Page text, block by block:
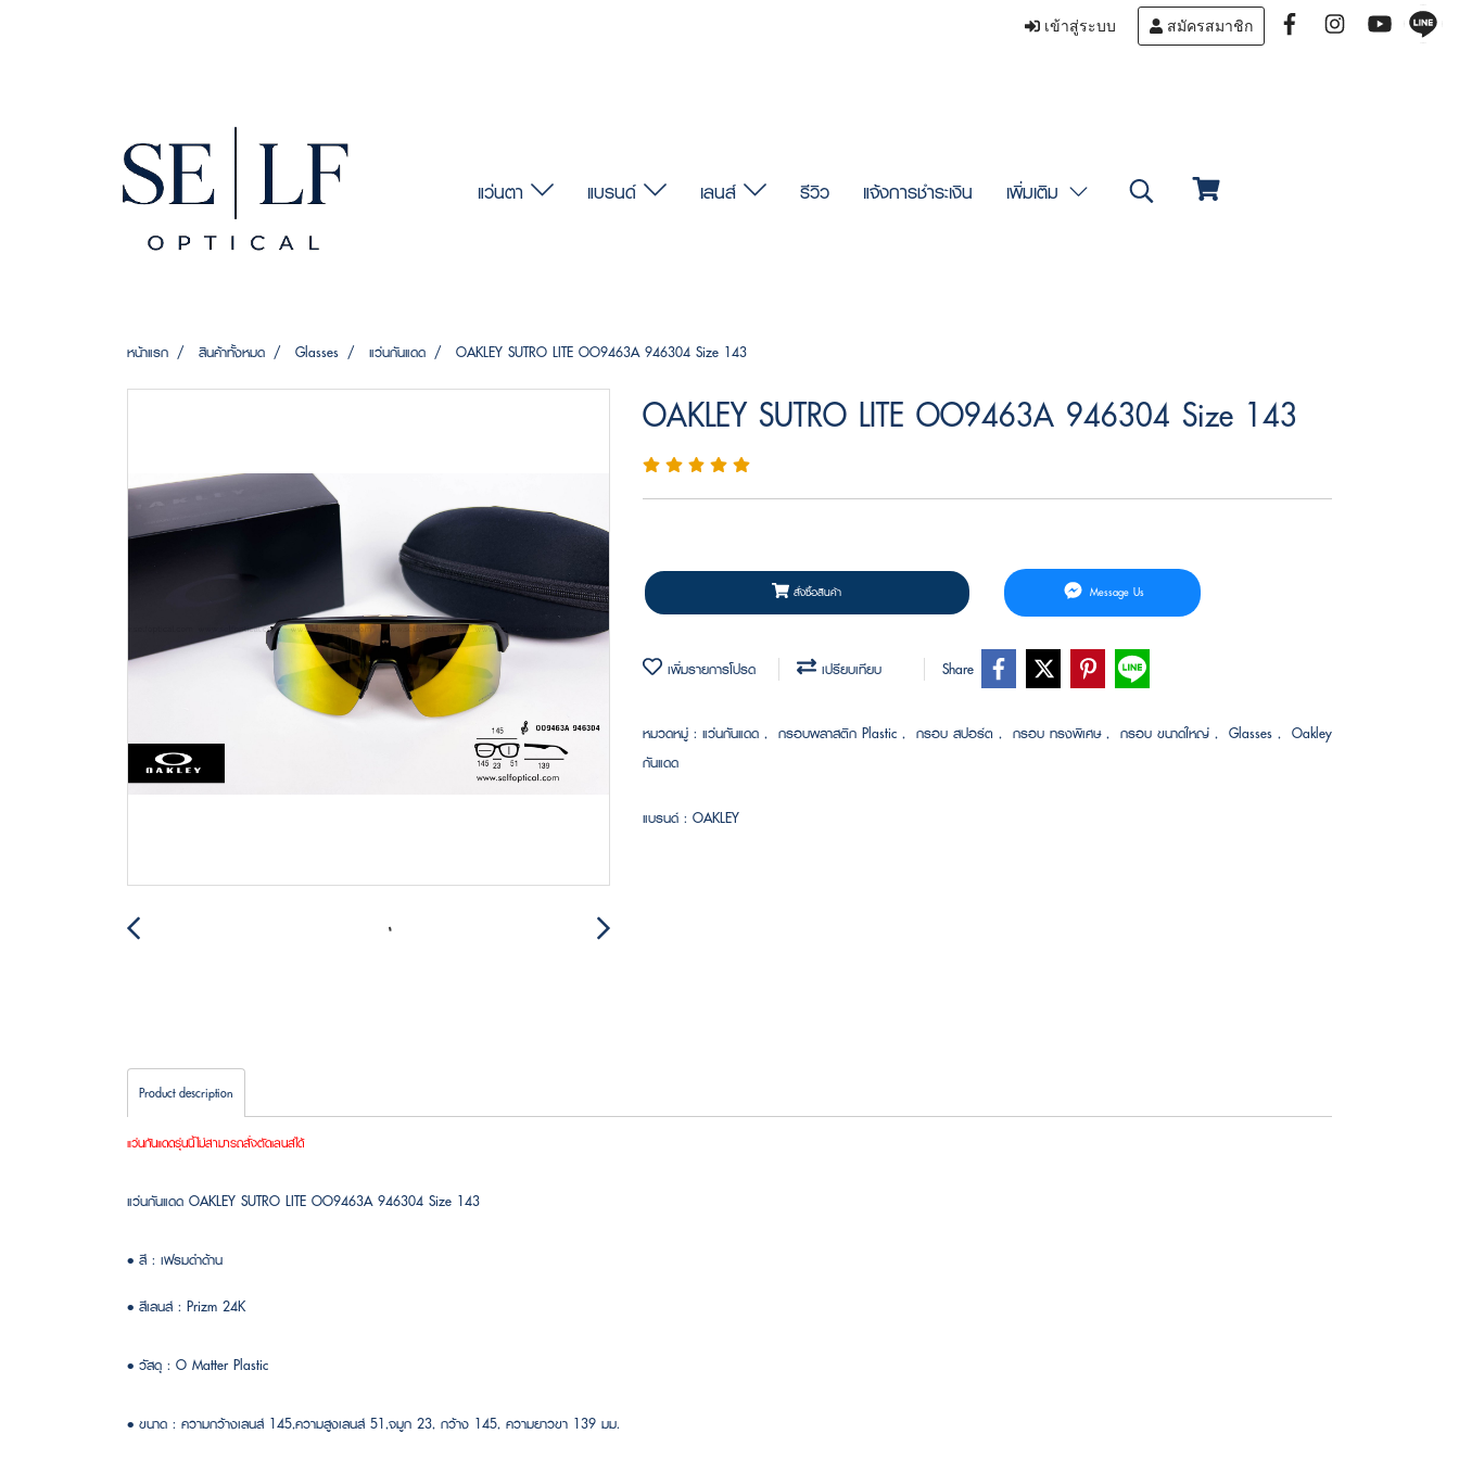
เข้าสู่ระบบ สมัครสมาชิก
แว่นตา แบรนด์ เลนส์ รีวิว แจ้งการชำระเงิน เพิ่มเติม
หน้าแรก สินค้าทั้งหมด Glasses แว่นกันแดด OAKLEY SUTRO LITE OO9463A 946304 Size 143
OAKLEY SUTRO LITE OO9463A 946304 Size 143
สั่งซื้อสินค้า Message Us
เพิ่มรายการโปรด เปรียบเทียบ Share
หมวดหมู่ : แว่นกันแดด , กรอบพลาสติก Plastic , กรอบ สปอร์ต , กรอบ ทรงพิเศษ, กรอบ ขนาดใหญ่ , Glasses , Oakley
กันแดด
แบรนด์ : OAKLEY
Product description
แว่นกันแดดรุ่นนี้ไม่สามารถสั่งตัดเลนส์ได้
แว่นกันแดด OAKLEY SUTRO LITE OO9463A 946304 Size 143
• สี : เฟรมดำด้าน
• สีเลนส์ : Prizm 24K
• วัสดุ : O Matter Plastic
• ขนาด : ความกว้างเลนส์ 145,ความสูงเลนส์ 51,จมูก 23, กว้าง 145, ความยาวขา 139 มม.